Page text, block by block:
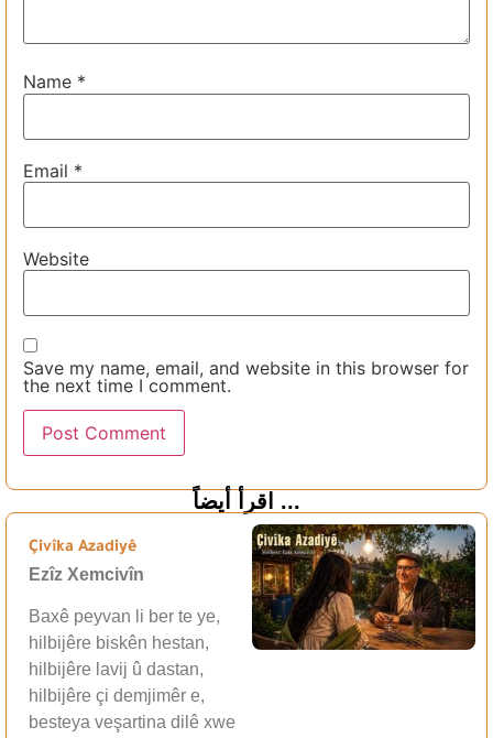
Name *
Email *
Website
Save my name, email, and website in this browser for
the next time I comment.
اقرأ أيضاً ...
Çivîka Azadiyê
Ezîz Xemcivîn
Baxê peyvan li ber te ye,
hilbijêre biskên hestan,
hilbijêre lavij û dastan,
hilbijêre çi demjimêr e,
besteya veşartina dilê xwe